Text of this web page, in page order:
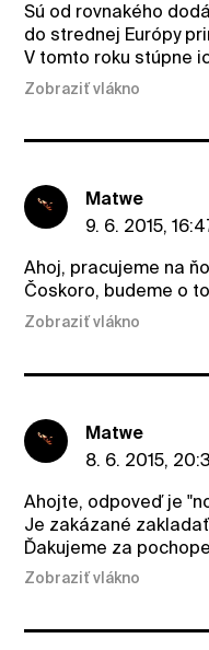
Sú od rovnakého
do strednej Európy
V tomto roku stúpne
Zobraziť vlákno
Matwe
9. 6. 2015,
Ahoj, pracujeme na
Čoskoro, budeme o
Zobraziť vlákno
Matwe
8. 6. 2015,
Ahojte, odpoveď je
Je zakázané
Ďakujeme za
Zobraziť vlákno